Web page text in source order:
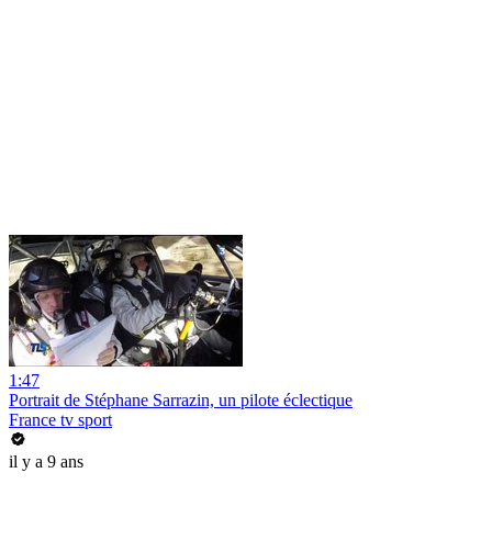
1:47
Portrait de Stéphane Sarrazin, un pilote éclectique
France tv sport
il y a 9 ans